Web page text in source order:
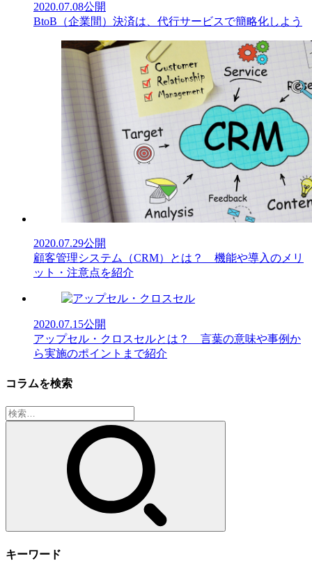
2020.07.08公開
BtoB（企業間）決済は、代行サービスで簡略化しよう
2020.07.29公開
顧客管理システム（CRM）とは？ 機能や導入のメリ
ット・注意点を紹介
2020.07.15公開
アップセル・クロスセルとは？ 言葉の意味や事例か
ら実施のポイントまで紹介
コラムを検索
検
索:
キーワード